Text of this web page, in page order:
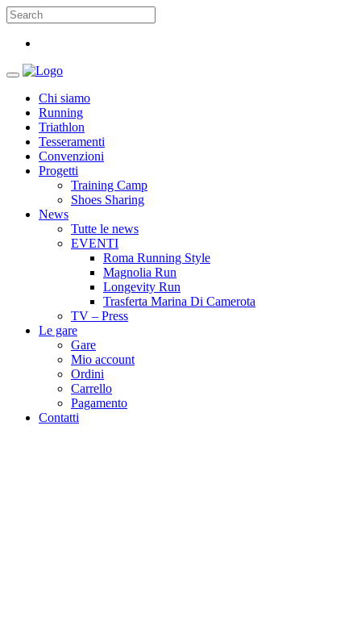
Chi siamo
Running
Triathlon
Tesseramenti
Convenzioni
Progetti
Training Camp
Shoes Sharing
News
Tutte le news
EVENTI
Roma Running Style
Magnolia Run
Longevity Run
Trasferta Marina Di Camerota
TV – Press
Le gare
Gare
Mio account
Ordini
Carrello
Pagamento
Contatti